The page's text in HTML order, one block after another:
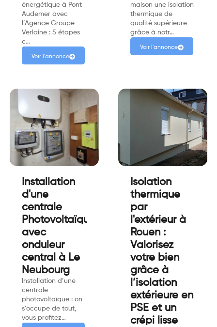
énergétique à Pont
Audemer avec
l’Agence Groupe
Verlaine : 5 étapes
c…
Voir l'annonce
maison une isolation
thermique de
qualité supérieure
grâce à notr…
Voir l'annonce
Installation
d'une
centrale
Photovoltaïques
avec
onduleur
central à Le
Neubourg
Installation d’une
centrale
photovoltaïque : on
s’occupe de tout,
vous profitez…
Isolation
thermique
par
l'extérieur à
Rouen :
Valorisez
votre bien
grâce à
l’isolation
extérieure en
PSE et un
crépi lisse